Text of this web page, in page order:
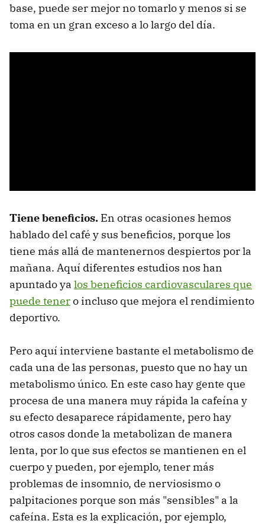
base, puede ser mejor no tomarlo y menos si se
toma en un gran exceso a lo largo del día.
Tiene beneficios. En otras ocasiones hemos
hablado del café y sus beneficios, porque los
tiene más allá de mantenernos despiertos por la
mañana. Aquí diferentes estudios nos han
apuntado ya los beneficios cardiovasculares que
puede tenero incluso que mejora el rendimiento
deportivo.
Pero aquí interviene bastante el metabolismo de
cada una de las personas, puesto que no hay un
metabolismo único. En este caso hay gente que
procesa de una manera muy rápida la cafeína y
su efecto desaparece rápidamente, pero hay
otros casos donde la metabolizan de manera
lenta, por lo que sus efectos se mantienen en el
cuerpo y pueden, por ejemplo, tener más
problemas de insomnio, de nerviosismo o
palpitaciones porque son más "sensibles" a la
cafeína. Esta es la explicación, por ejemplo,